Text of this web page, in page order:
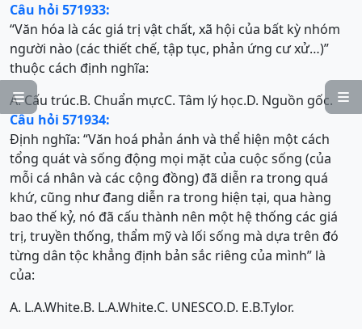


Câu hỏi 571933:
“Văn hóa là các giá trị vật chất, xã hội của bất kỳ nhóm
người nào (các thiết chế, tập tục, phản ứng cư xử…)”
thuộc cách định nghĩa:
A. Cấu trúc.B. Chuẩn mựcC. Tâm lý học.D. Nguồn gốc.
Câu hỏi 571934:
Định nghĩa: “Văn hoá phản ánh và thể hiện một cách
tổng quát và sống động mọi mặt của cuộc sống (của
mỗi cá nhân và các cộng đồng) đã diễn ra trong quá
khứ, cũng như đang diễn ra trong hiện tại, qua hàng
bao thế kỷ, nó đã cấu thành nên một hệ thống các giá
trị, truyền thống, thẩm mỹ và lối sống mà dựa trên đó
từng dân tộc khẳng định bản sắc riêng của mình” là
của:
A. L.A.White.B. L.A.White.C. UNESCO.D. E.B.Tylor.